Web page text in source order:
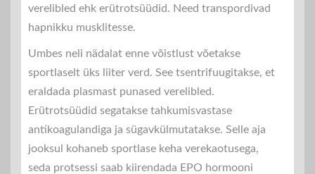
verelibled ehk erütrotsüüdid. Need transpordivad
hapnikku musklitesse.
Umbes neli nädalat enne võistlust võetakse
sportlaselt üks liiter verd. See tsentrifuugitakse, et
eraldada plasmast punased verelibled.
Erütrotsüüdid segatakse tahkumisvastase
antikoagulandiga ja sügavkülmutatakse. Selle aja
jooksul kohaneb sportlase keha verekaotusega,
seda protsessi saab kiirendada EPO hormooni